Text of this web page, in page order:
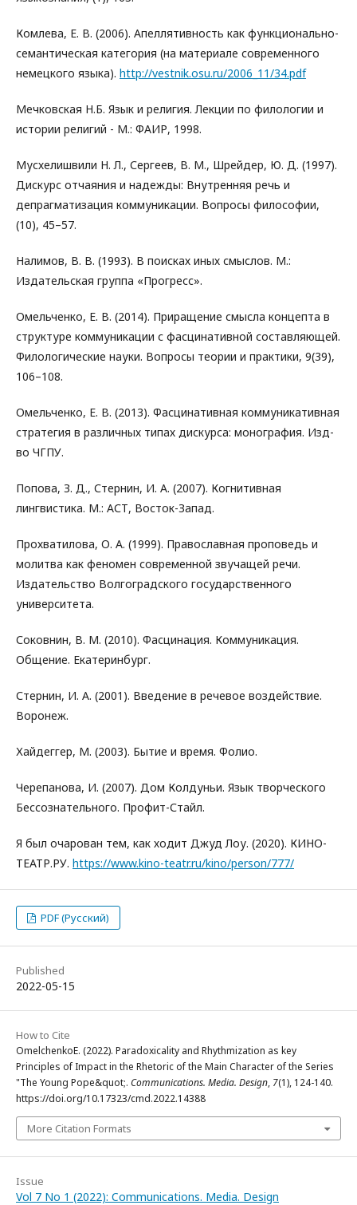
Комлева, Е. В. (2006). Апеллятивность как функционально-
семантическая категория (на материале современного
немецкого языка). http://vestnik.osu.ru/2006_11/34.pdf
Мечковская H.Б. Язык и религия. Лекции по филологии и
истории религий - М.: ФАИР, 1998.
Мусхелишвили Н. Л., Сергеев, В. М., Шрейдер, Ю. Д. (1997).
Дискурс отчаяния и надежды: Внутренняя речь и
депрагматизация коммуникации. Вопросы философии,
(10), 45–57.
Налимов, В. В. (1993). В поисках иных смыслов. М.:
Издательская группа «Прогресс».
Омельченко, Е. В. (2014). Приращение смысла концепта в
структуре коммуникации с фасцинативной составляющей.
Филологические науки. Вопросы теории и практики, 9(39),
106–108.
Омельченко, Е. В. (2013). Фасцинативная коммуникативная
стратегия в различных типах дискурса: монография. Изд-
во ЧГПУ.
Попова, З. Д., Стернин, И. А. (2007). Когнитивная
лингвистика. М.: АСТ, Восток-Запад.
Прохватилова, О. А. (1999). Православная проповедь и
молитва как феномен современной звучащей речи.
Издательство Волгоградского государственного
университета.
Соковнин, В. М. (2010). Фасцинация. Коммуникация.
Общение. Екатеринбург.
Стернин, И. А. (2001). Введение в речевое воздействие.
Воронеж.
Хайдеггер, М. (2003). Бытие и время. Фолио.
Черепанова, И. (2007). Дом Колдуньи. Язык творческого
Бессознательного. Профит-Стайл.
Я был очарован тем, как ходит Джуд Лоу. (2020). КИНО-
ТЕАТР.РУ. https://www.kino-teatr.ru/kino/person/777/
PDF (Русский)
Published
2022-05-15
How to Cite
OmelchenkoE. (2022). Paradoxicality and Rhythmization as key
Principles of Impact in the Rhetoric of the Main Character of the Series
"The Young Pope&quot;. Communications. Media. Design, 7(1), 124-140.
https://doi.org/10.17323/cmd.2022.14388
More Citation Formats
Issue
Vol 7 No 1 (2022): Communications. Media. Design